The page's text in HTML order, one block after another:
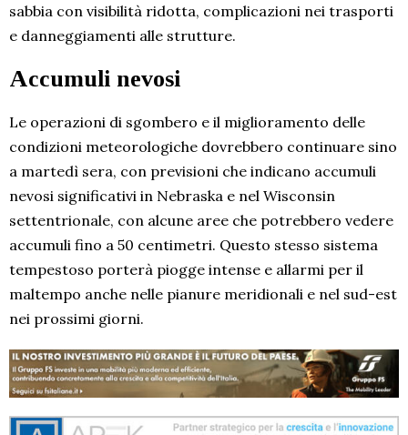
sabbia con visibilità ridotta, complicazioni nei trasporti
e danneggiamenti alle strutture.
Accumuli nevosi
Le operazioni di sgombero e il miglioramento delle
condizioni meteorologiche dovrebbero continuare sino
a martedì sera, con previsioni che indicano accumuli
nevosi significativi in Nebraska e nel Wisconsin
settentrionale, con alcune aree che potrebbero vedere
accumuli fino a 50 centimetri. Questo stesso sistema
tempestoso porterà piogge intense e allarmi per il
maltempo anche nelle pianure meridionali e nel sud-est
nei prossimi giorni.